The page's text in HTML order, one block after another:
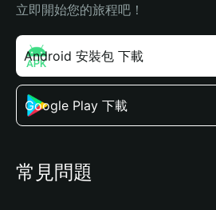
立即開始您的旅程吧！
Android 安裝包 下載
Google Play 下載
常見問題